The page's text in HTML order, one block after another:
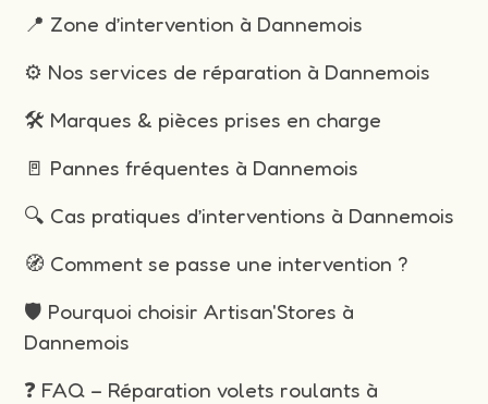
📍 Zone d’intervention à Dannemois
⚙️ Nos services de réparation à Dannemois
🛠️ Marques & pièces prises en charge
🚪 Pannes fréquentes à Dannemois
🔍 Cas pratiques d’interventions à Dannemois
🧭 Comment se passe une intervention ?
🛡️ Pourquoi choisir Artisan'Stores à
Dannemois
❓ FAQ – Réparation volets roulants à